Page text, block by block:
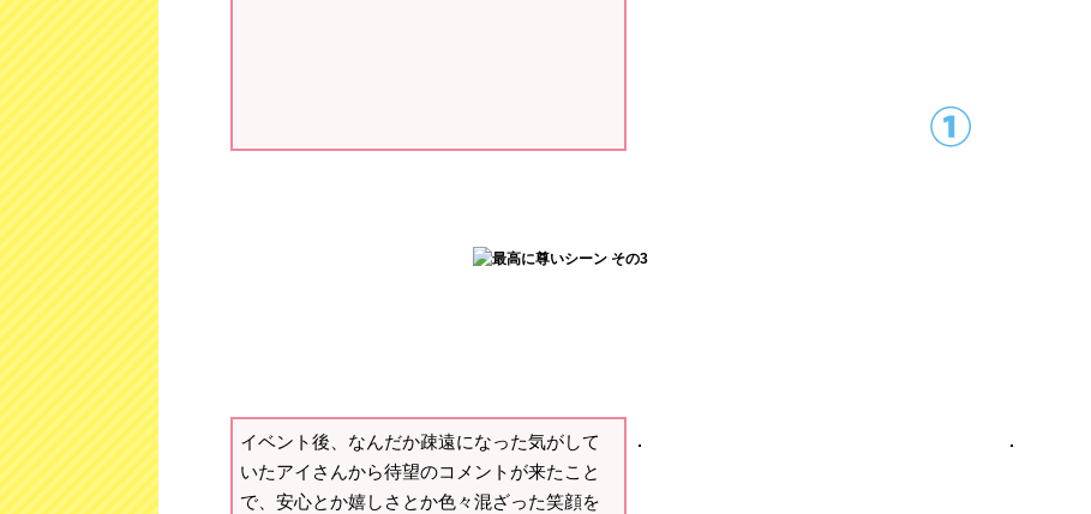
イベント後、なんだか疎遠になった気がして
いたアイさんから待望のコメントが来たこと
で、安心とか嬉しさとか色々混ざった笑顔を